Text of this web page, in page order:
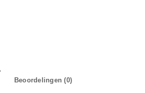
Beoordelingen (0)